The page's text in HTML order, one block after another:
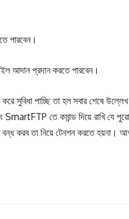
পারবেন।
আদান প্রদান করতে পারবেন।
সুবিধা পাচ্ছি তা হল সবার শেষে
SmartFTP তে কমান্ড দিয়ে রাখি যে
করব তা নিয়ে টেনশন করতে হয়না।